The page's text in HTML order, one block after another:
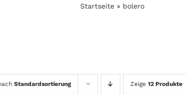
Startseite » bolero
Standardsortierung Zeige 12 Produkte